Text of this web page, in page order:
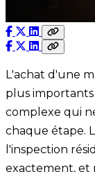
L'achat d'une
plus importants
complexe qui
chaque étape.
l'inspection
exactement, et